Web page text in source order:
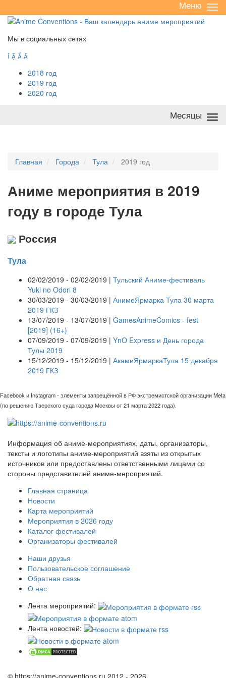
/
Меню
Мы в социальных сетях
   
2018 год
2019 год
2020 год
Месяцы
Главная Города Тула 2019 год
Аниме мероприятия в 2019
году в городе Тула
Россия
Тула
02/02/2019 - 02/02/2019 | Тульский Аниме-фестиваль
Yuki no Odori 8
30/03/2019 - 30/03/2019 | АнимеЯрмарка Тула 30 марта
2019 ГКЗ
13/07/2019 - 13/07/2019 | GamesAnimeComics - fest
[2019] (16+)
07/09/2019 - 07/09/2019 | YnO Express и День города
Тулы 2019
15/12/2019 - 15/12/2019 | АкамиЯрмаркаТула 15 декабря
2019 ГКЗ
Facebook и Instagram - элементы запрещённой в РФ экстремистской организации Meta
(по решению Тверского суда города Москвы от 21 марта 2022 года).
Информация об аниме-мероприятиях, даты, организаторы,
тексты и логотипы аниме-мероприятий взяты из открытых
источников или предоставлены ответственными лицами со
стороны представителей аниме-мероприятий.
Главная страница
Новости
Карта мероприятий
Мероприятия в 2026 году
Каталог фестивалей
Организаторы фестивалей
Наши друзья
Пользовательское соглашение
Обратная связь
О нас
Лента мероприятий:
Лента новостей:
© https://anime-conventions.ru 2012 - 2026